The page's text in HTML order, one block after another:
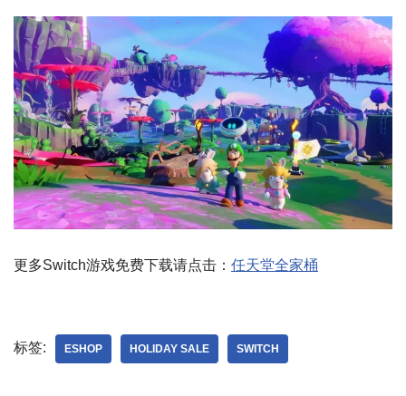
更多Switch游戏免费下载请点击： 任天堂全家桶
标签: ESHOP HOLIDAY SALE SWITCH